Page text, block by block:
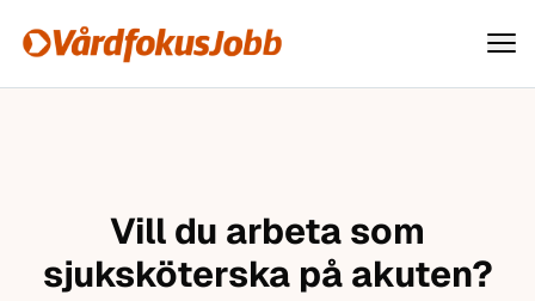
Hoppa till innehåll
Vårdfokusjobb
Vill du arbeta som
sjuksköterska på akuten?